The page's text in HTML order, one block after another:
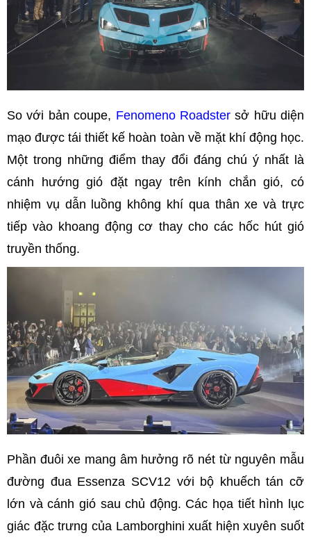
So với bản coupe, Fenomeno Roadstersở hữu diện
mạo được tái thiết kế hoàn toàn về mặt khí động học.
Một trong những điểm thay đổi đáng chú ý nhất là
cánh hướng gió đặt ngay trên kính chắn gió, có
nhiệm vụ dẫn luồng không khí qua thân xe và trực
tiếp vào khoang động cơ thay cho các hốc hút gió
truyền thống.
Phần đuôi xe mang âm hưởng rõ nét từ nguyên mẫu
đường đua Essenza SCV12 với bộ khuếch tán cỡ
lớn và cánh gió sau chủ động. Các họa tiết hình lục
giác đặc trưng của Lamborghini xuất hiện xuyên suốt